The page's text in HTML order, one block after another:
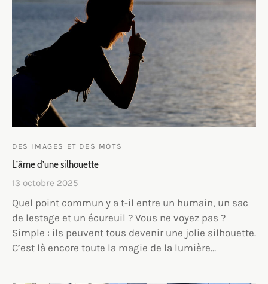
DES IMAGES ET DES MOTS
L’âme d’une silhouette
13 octobre 2025
Quel point commun y a t-il entre un humain, un sac
de lestage et un écureuil ? Vous ne voyez pas ?
Simple : ils peuvent tous devenir une jolie silhouette.
C’est là encore toute la magie de la lumière…